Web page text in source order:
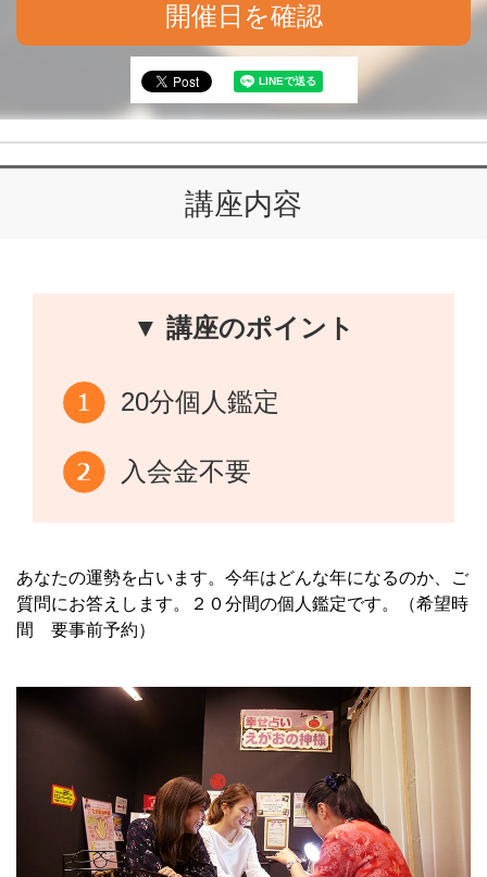
開催日を確認
講座内容
▼ 講座のポイント
20分個人鑑定
入会金不要
あなたの運勢を占います。今年はどんな年になるのか、ご
質問にお答えします。２０分間の個人鑑定です。（希望時
間 要事前予約）